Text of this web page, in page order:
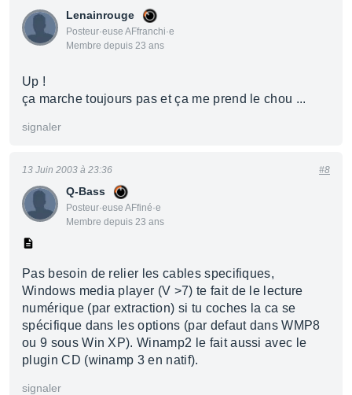
Lenainrouge
Posteur·euse AFfranchi·e
Membre depuis 23 ans
Up !
ça marche toujours pas et ça me prend le chou ...
signaler
Q-Bass
Posteur·euse AFfiné·e
Membre depuis 23 ans
13 Juin 2003 à 23:36 #8
Pas besoin de relier les cables specifiques,
Windows media player (V >7) te fait de le lecture
numérique (par extraction) si tu coches la ca se
spécifique dans les options (par defaut dans WMP8
ou 9 sous Win XP). Winamp2 le fait aussi avec le
plugin CD (winamp 3 en natif).
signaler